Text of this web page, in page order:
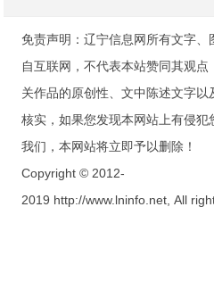
免责声明：辽宁信息网所有文字
自互联网，不代表本站赞同其观
关作品的原创性、文中陈述文字
核实，如果您发现本网站上有侵
我们，本网站将立即予以删除！
Copyright © 2012-
2019 http://www.lninfo.net, All